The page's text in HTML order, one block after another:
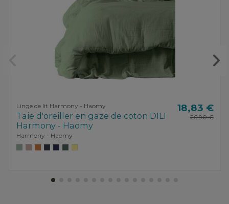
Linge de lit Harmony - Haomy
Taie d'oreiller en gaze de coton DILI
Harmony - Haomy
Harmony - Haomy
18,83 €
26,90 €